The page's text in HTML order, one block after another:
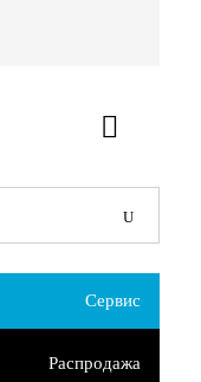
Сервис
Распродажа